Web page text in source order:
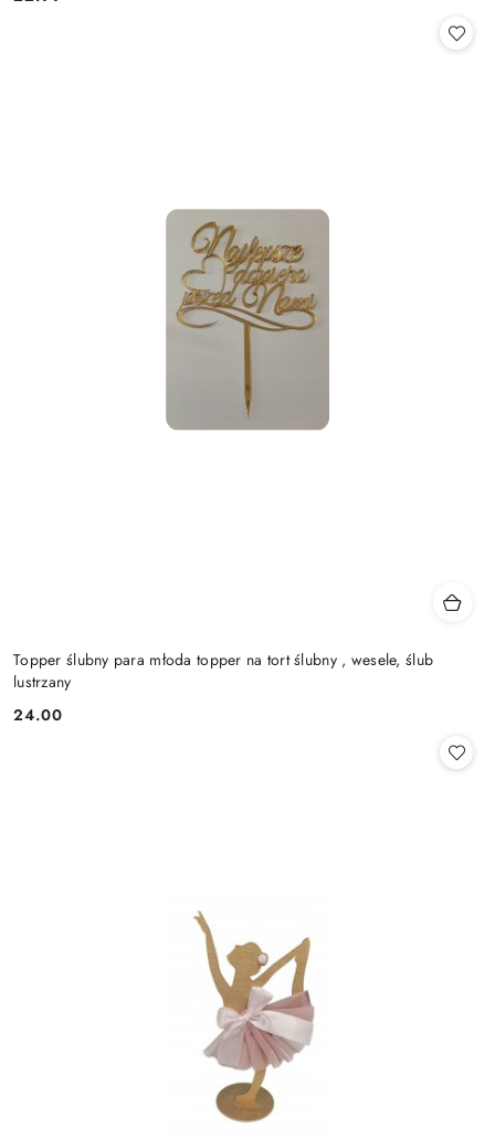
Cena:
Topper ślubny para młoda topper na tort ślubny , wesele, ślub
lustrzany
Cena:
24.00